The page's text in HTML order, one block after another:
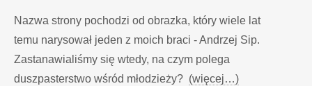
Nazwa strony pochodzi od obrazka, który wiele lat
temu narysował jeden z moich braci - Andrzej Sip.
Zastanawialiśmy się wtedy, na czym polega
duszpasterstwo wśród młodzieży? (więcej…)